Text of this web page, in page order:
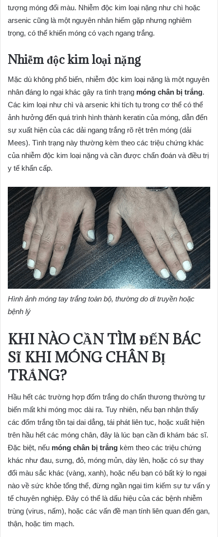
tượng móng đổi màu. Nhiễm độc kim loại nặng như chì hoặc
arsenic cũng là một nguyên nhân hiếm gặp nhưng nghiêm
trọng, có thể khiến móng có vạch ngang trắng.
Nhiễm độc kim loại nặng
Mặc dù không phổ biến, nhiễm độc kim loại nặng là một nguyên
nhân đáng lo ngại khác gây ra tình trạng móng chân bị trắng.
Các kim loại như chì và arsenic khi tích tụ trong cơ thể có thể
ảnh hưởng đến quá trình hình thành keratin của móng, dẫn đến
sự xuất hiện của các dải ngang trắng rõ rệt trên móng (dải
Mees). Tình trạng này thường kèm theo các triệu chứng khác
của nhiễm độc kim loại nặng và cần được chẩn đoán và điều trị
y tế khẩn cấp.
Hình ảnh móng tay trắng toàn bộ, thường do di truyền hoặc
bệnh lý
KHI NÀO CẦN TÌM ĐẾN BÁC
SĨ KHI MÓNG CHÂN BỊ
TRẮNG?
Hầu hết các trường hợp đốm trắng do chấn thương thường tự
biến mất khi móng mọc dài ra. Tuy nhiên, nếu bạn nhận thấy
các đốm trắng tồn tại dai dẳng, tái phát liên tục, hoặc xuất hiện
trên hầu hết các móng chân, đây là lúc bạn cần đi khám bác sĩ.
Đặc biệt, nếu móng chân bị trắng kèm theo các triệu chứng
khác như đau, sưng, đỏ, móng mủn, dày lên, hoặc có sự thay
đổi màu sắc khác (vàng, xanh), hoặc nếu bạn có bất kỳ lo ngại
nào về sức khỏe tổng thể, đừng ngần ngại tìm kiếm sự tư vấn y
tế chuyên nghiệp. Đây có thể là dấu hiệu của các bệnh nhiễm
trùng (virus, nấm), hoặc các vấn đề mạn tính liên quan đến gan,
thận, hoặc tim mạch.